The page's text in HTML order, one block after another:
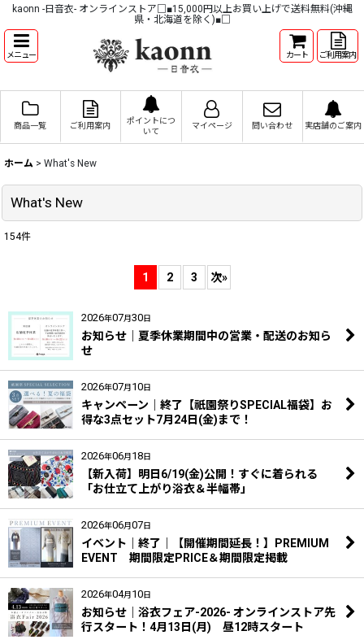
kaonn -日音衣- オンラインストア□■15,000円以上お買い上げで送料無料(沖縄
県・北海道を除く)■□
メニュー カート ご利用案内
商品一覧 ご利用案内
ポイントにつ
いて
マイページ 問い合わせ 実店舗のご案内
ホーム > What's New
What's New
154件
1 2 3 次»
2026年07月30日
お知らせ｜夏季休業期間中の営業・配送のお知ら
せ
2026年07月 10日
キャンペーン｜終了【祇園祭りSPECIAL福袋】お
得な3点セット7月24日(金)まで！
2026年06月 18日
【新入荷】明日6/19(金)公開！すぐに着られる
「お仕立て上がり浴衣＆半幅帯」
2026年06月07日
イベント｜終了｜【開催期間延長！】PREMIUM
EVENT 期間限定PRICE＆期間限定掲載
2026年04月 10日
お知らせ｜浴衣フェア-2026- オンラインストア先
行スタート！4月13日(月) 昼12時スタート